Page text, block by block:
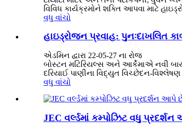
વિવિધ કાર્યક્રમોને શક્તિ આપવા માટે
વધુ વાંચો
હાઇડ્રોજન પ્રવાહ: પુનઃદાખલિત
એડમિન દ્વારા 22-05-27 ના રોજ
બોસ્ટન મટિરિયલ્સ અને આર્કેમાએ નવી
દરિયાઈ પાણીના વિદ્યુત વિચ્છેદન-
વધુ વાંચો
JEC વર્લ્ડમાં કમ્પોઝિટ વધુ